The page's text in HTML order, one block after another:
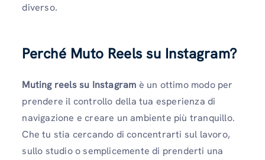
diverso.
Perché Muto Reels su Instagram?
Muting reels su Instagram è un ottimo modo per
prendere il controllo della tua esperienza di
navigazione e creare un ambiente più tranquillo.
Che tu stia cercando di concentrarti sul lavoro,
sullo studio o semplicemente di prenderti una